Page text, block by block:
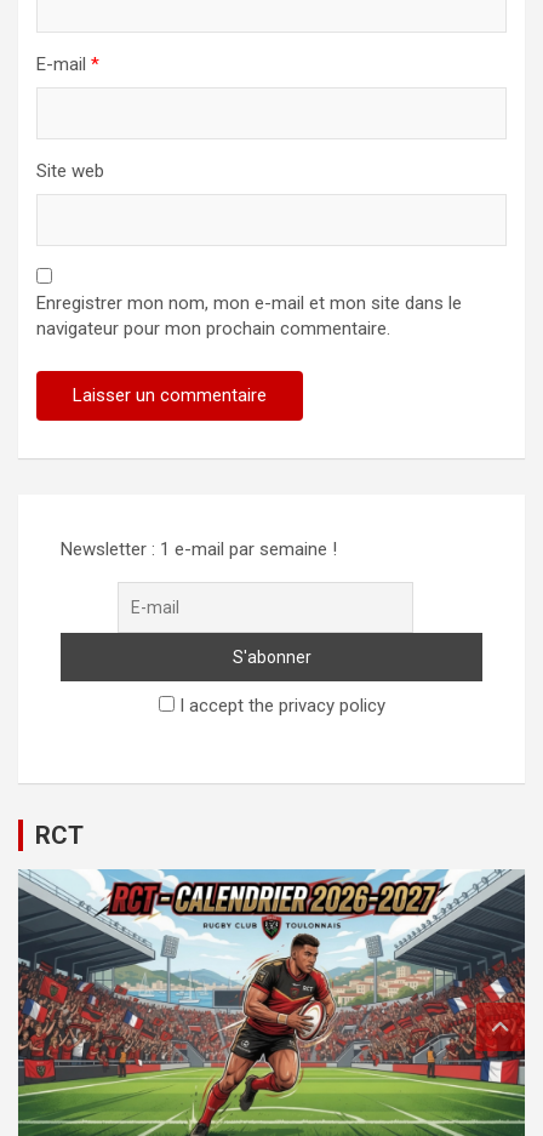
E-mail *
Site web
Enregistrer mon nom, mon e-mail et mon site dans le
navigateur pour mon prochain commentaire.
Newsletter : 1 e-mail par semaine !
I accept the privacy policy
RCT